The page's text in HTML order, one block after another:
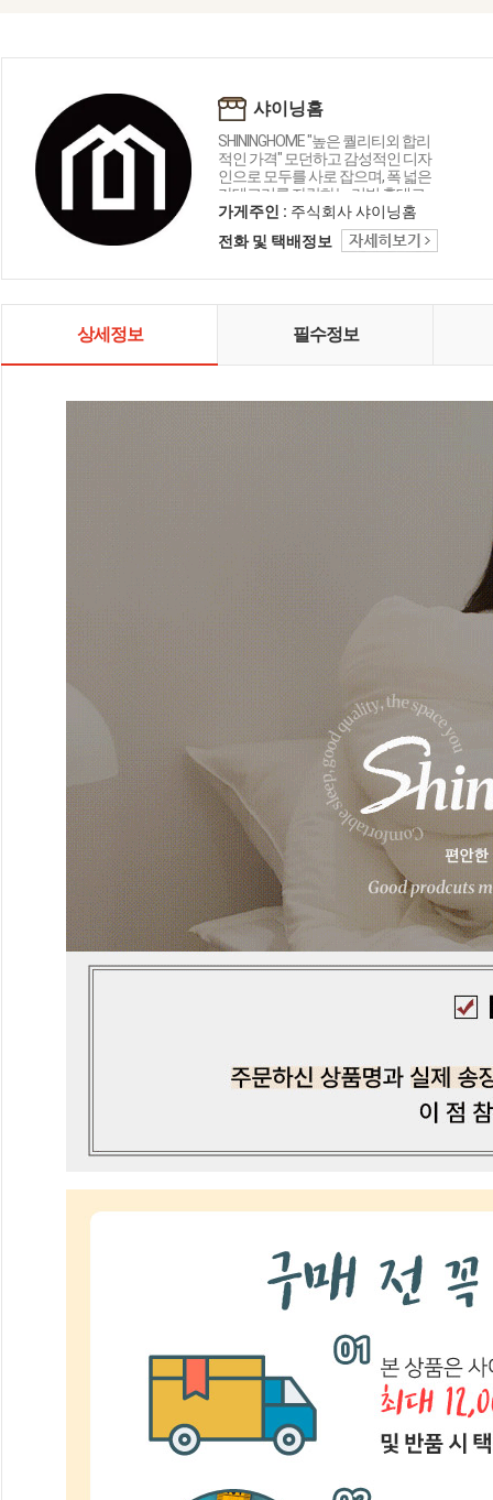
샤이닝홈
SHININGHOME "높은 퀄리티외 합리
적인 가격" 모던하고 감성적인 디자
인으로 모두를 사로 잡으며, 폭 넓은
카테고리를 자랑하는 리빙 홈데코
인테리어 샤이닝홈입니다.
가게주인 : 주식회사 샤이닝홈
전화 및 택배정보
상세정보 필수정보